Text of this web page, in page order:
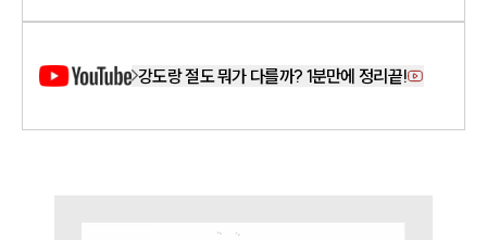
강도랑 절도 뭐가 다를까? 1분만에 정리끝!